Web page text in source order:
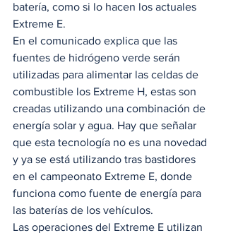
batería, como si lo hacen los actuales
Extreme E.
En el comunicado explica que las
fuentes de hidrógeno verde serán
utilizadas para alimentar las celdas de
combustible los Extreme H, estas son
creadas utilizando una combinación de
energía solar y agua. Hay que señalar
que esta tecnología no es una novedad
y ya se está utilizando tras bastidores
en el campeonato Extreme E, donde
funciona como fuente de energía para
las baterías de los vehículos.
Las operaciones del Extreme E utilizan